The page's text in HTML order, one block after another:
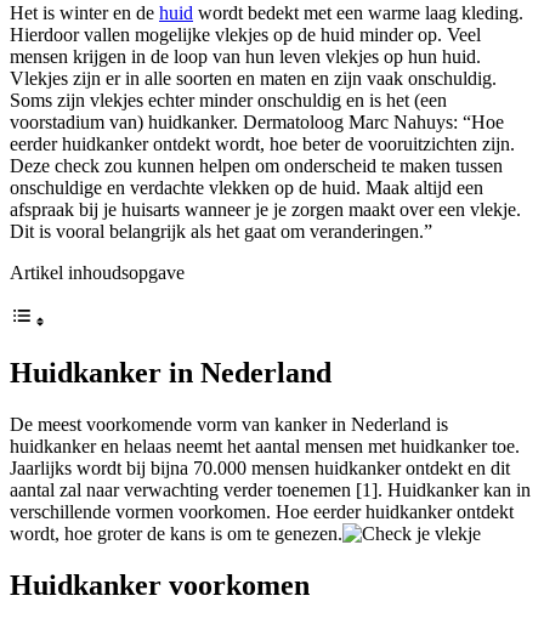
Het is winter en de huid wordt bedekt met een warme laag kleding.
Hierdoor vallen mogelijke vlekjes op de huid minder op. Veel
mensen krijgen in de loop van hun leven vlekjes op hun huid.
Vlekjes zijn er in alle soorten en maten en zijn vaak onschuldig.
Soms zijn vlekjes echter minder onschuldig en is het (een
voorstadium van) huidkanker. Dermatoloog Marc Nahuys: “Hoe
eerder huidkanker ontdekt wordt, hoe beter de vooruitzichten zijn.
Deze check zou kunnen helpen om onderscheid te maken tussen
onschuldige en verdachte vlekken op de huid. Maak altijd een
afspraak bij je huisarts wanneer je je zorgen maakt over een vlekje.
Dit is vooral belangrijk als het gaat om veranderingen.”
Artikel inhoudsopgave
Huidkanker in Nederland
De meest voorkomende vorm van kanker in Nederland is
huidkanker en helaas neemt het aantal mensen met huidkanker toe.
Jaarlijks wordt bij bijna 70.000 mensen huidkanker ontdekt en dit
aantal zal naar verwachting verder toenemen [1]. Huidkanker kan in
verschillende vormen voorkomen. Hoe eerder huidkanker ontdekt
wordt, hoe groter de kans is om te genezen.
Huidkanker voorkomen